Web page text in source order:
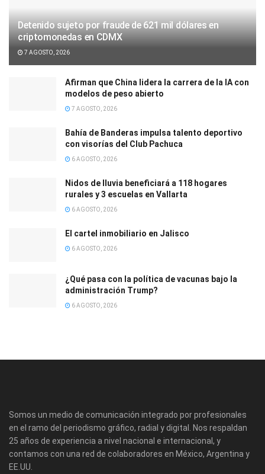
Detenido sujeto por fraude de 621 mil dólares en
criptomonedas en CDMX
7 AGOSTO, 2026
Afirman que China lidera la carrera de la IA con
modelos de peso abierto
7 AGOSTO, 2026
Bahía de Banderas impulsa talento deportivo
con visorías del Club Pachuca
6 AGOSTO, 2026
Nidos de lluvia beneficiará a 118 hogares
rurales y 3 escuelas en Vallarta
6 AGOSTO, 2026
El cartel inmobiliario en Jalisco
6 AGOSTO, 2026
¿Qué pasa con la política de vacunas bajo la
administración Trump?
6 AGOSTO, 2026
Somos un medio de comunicación integrado por profesionales
en el ramo del periodismo gráfico, radial y digital. Nos respaldan
25 años de experiencia a nivel nacional e internacional, y
contamos con una red de colaboradores en México, Argentina y
EE.UU.